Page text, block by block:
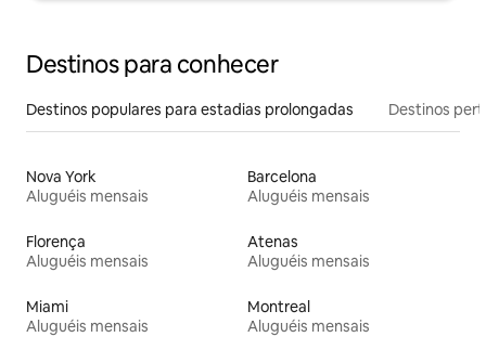
Destinos para conhecer
Destinos populares para estadias prolongadas Destinos
Nova York
Aluguéis mensais
Barcelona
Aluguéis mensais
Florença
Aluguéis mensais
Atenas
Aluguéis mensais
Miami
Aluguéis mensais
Montreal
Aluguéis mensais